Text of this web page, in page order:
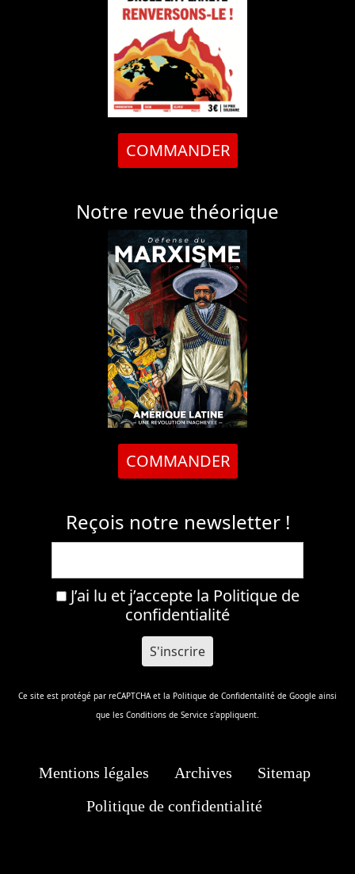
COMMANDER
Notre revue théorique
COMMANDER
Reçois notre newsletter !
J’ai lu et j’accepte la Politique de
confidentialité
Ce site est protégé par reCAPTCHA et la Politique de Confidentalité de Google ainsi
que les Conditions de Service s'appliquent.
Mentions légales Archives
Sitemap
Politique de confidentialité